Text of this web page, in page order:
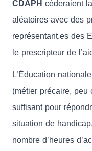
CDAPH céderaient
aléatoires avec des
représentant.es des
le prescripteur de
L’Éducation
(métier précaire, peu
suffisant pour
situation de
nombre d’heures